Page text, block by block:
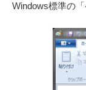
Windows標準の